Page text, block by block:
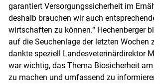
garantiert Versorgungssicherheit im
deshalb brauchen wir auch
wirtschaften zu können.“ Hechenberger
auf die Seuchenlage der letzten Wochen
dankte speziell Landesveterinärdirektor
war wichtig, das Thema Biosicherheit
zu machen und umfassend zu